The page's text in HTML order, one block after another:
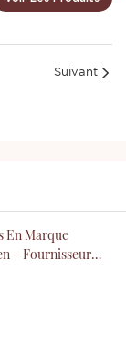
Suivant
En Marque
– Fournisseur